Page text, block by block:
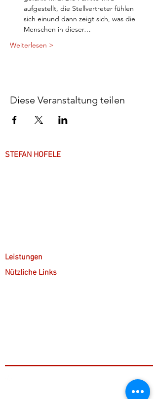
aufgestellt, die Stellvertreter fühlen
sich einund dann zeigt sich, was die
Menschen in dieser…
Weiterlesen >
Diese Veranstaltung teilen
STEFAN HOFELE
Leistungen
Nützliche Links